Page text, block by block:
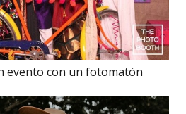
evento con un fotomatón